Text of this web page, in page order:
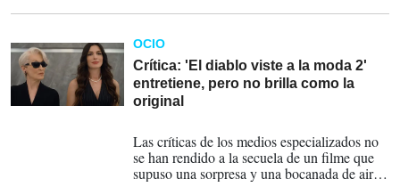
Sánchez Bezos, y la actriz Nicole Kidman.
OCIO
Crítica: 'El diablo viste a la moda 2'
entretiene, pero no brilla como la
original
Las críticas de los medios especializados no
se han rendido a la secuela de un filme que
supuso una sorpresa y una bocanada de aire